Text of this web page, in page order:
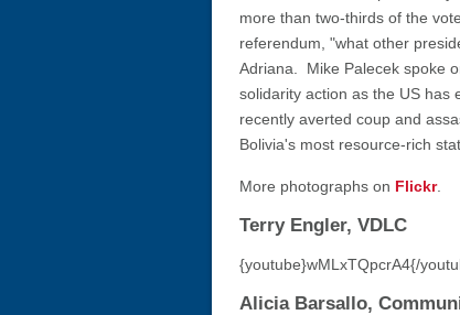
more than two-thirds of the
referendum, "what other
Adriana. Mike Palecek spoke
solidarity action as the US has
recently averted coup and
Bolivia's most resource-rich
More photographs on Flickr.
Terry Engler, VDLC
{youtube}wMLxTQpcrA4{/
Alicia Barsallo,